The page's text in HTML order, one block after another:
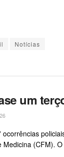
Notícias
um
(CFM).